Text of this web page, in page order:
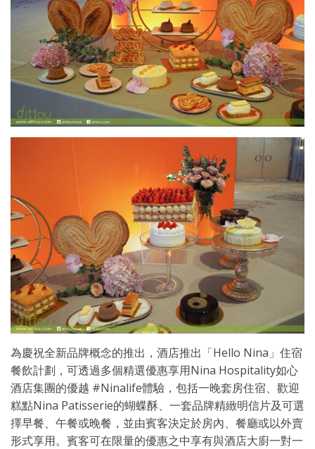
為慶祝全新品牌概念的推出，酒店推出「Hello Nina」住宿
餐飲計劃，可透過多個精選優惠享用Nina Hospitality如心
酒店集團的優越 #Ninalife體驗，包括一晚套房住宿、歡迎
糕點Nina Patisserie的蝴蝶酥、一套品牌精緻明信片及可選
擇早餐、午餐或晚餐，並由賓客決定於房內、餐廳或以外賣
形式享用。賓客可在限量的優惠之中享有與酒店大廚一對一